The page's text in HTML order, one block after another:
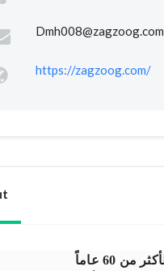
Dmh008@zagzoog.com
https://zagzoog.com/